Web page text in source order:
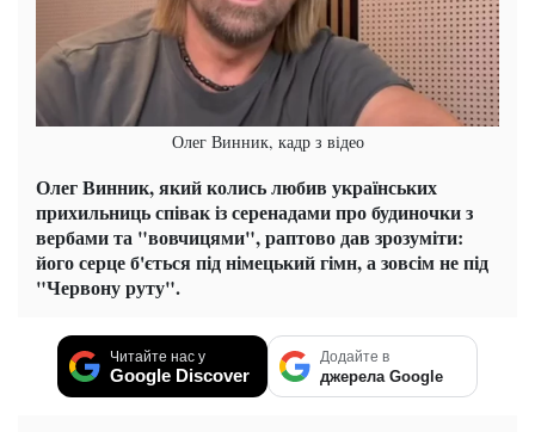
Олег Винник, кадр з відео
Олег Винник, який колись любив українських
прихильниць співак із серенадами про будиночки з
вербами та "вовчицями", раптово дав зрозуміти:
його серце б'ється під німецький гімн, а зовсім не під
"Червону руту".
Читайте нас у
Google Discover
Додайте в
джерела Google